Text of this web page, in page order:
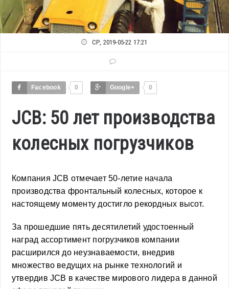
СР, 2019-05-22 17:21
Facebook 0 Google+ 0
JCB: 50 лет производства
колесных погрузчиков
Компания JCB отмечает 50-летие начала
производства фронтальный колесных, которое к
настоящему моменту достигло рекордных высот.
За прошедшие пять десятилетий удостоенный
наград ассортимент погрузчиков компании
расширился до неузнаваемости, внедрив
множество ведущих на рынке технологий и
утвердив JCB в качестве мирового лидера в данной